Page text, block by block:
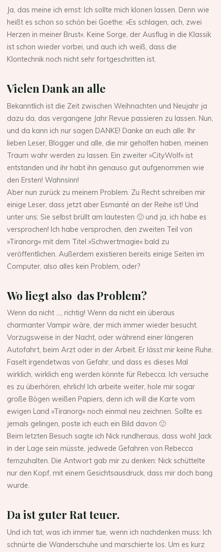
Ja, das meine ich ernst: Ich sollte mich klonen lassen. Denn wie
heißt es schon so schön bei Goethe: »Es schlagen, ach, zwei
Herzen in meiner Brust«. Keine Sorge, der Ausflug in die Klassik
ist schon wieder vorbei, und auch ich weiß, dass die
Klontechnik noch nicht sehr fortgeschritten ist.
Vielen Dank an alle
Bekanntlich ist die Zeit zwischen Weihnachten und Neujahr ja
dazu da, das vergangene Jahr Revue passieren zu lassen. Nun,
und da kann ich nur sagen DANKE! Danke an euch alle: Ihr
lieben Leser, Blogger und alle, die mir geholfen haben, meinen
Traum wahr werden zu lassen. Ein zweiter »CityWolf« ist
entstanden und ihr habt ihn genauso gut aufgenommen wie
den Ersten! Wahnsinn!
Aber nun zurück zu meinem Problem. Zu Recht schreiben mir
einige Leser, dass jetzt aber Esmanté an der Reihe ist! Und
unter uns: Sie selbst brüllt am lautesten 🙂 und ja, ich habe es
versprochen! Ich habe versprochen, den zweiten Teil von
»Tiranorg« mit dem Titel »Schwertmagie« bald zu
veröffentlichen. Außerdem existieren bereits einige Seiten im
Computer, also alles kein Problem, oder?
Wo liegt also das Problem?
Wenn da nicht …, richtig! Wenn da nicht ein überaus
charmanter Vampir wäre, der mich immer wieder besucht.
Vorzugsweise in der Nacht, oder während einer längeren
Autofahrt, beim Arzt oder in der Arbeit. Er lässt mir keine Ruhe.
Faselt irgendetwas von Gefahr, und dass es dieses Mal
wirklich, wirklich eng werden könnte für Rebecca. Ich versuche
es zu überhören, ehrlich! Ich arbeite weiter, hole mir sogar
große Bögen weißen Papiers, denn ich will die Karte vom
ewigen Land »Tiranorg« noch einmal neu zeichnen. Sollte es
jemals gelingen, poste ich euch ein Bild davon 🙂
Beim letzten Besuch sagte ich Nick rundheraus, dass wohl Jack
in der Lage sein müsste, jedwede Gefahren von Rebecca
fernzuhalten. Die Antwort gab mir zu denken: Nick schüttelte
nur den Kopf, mit einem Gesichtsausdruck, dass mir doch bang
wurde.
Da ist guter Rat teuer.
Und ich tat, was ich immer tue, wenn ich nachdenken muss: Ich
schnürte die Wanderschuhe und marschierte los. Um es kurz